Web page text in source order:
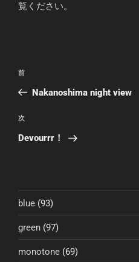
覧ください。
投
ビ
ゲ
ン
前
の
稿
前
Nakanoshima night view
次
の
次
Devourrr！
blue (93)
green (97)
monotone (69)